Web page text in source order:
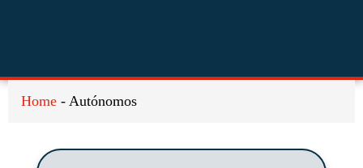
principal
página
Home - Autónomos